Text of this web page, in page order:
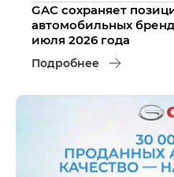
GAC сохраняет
автомобильных
июля 2026 года
Подробнее